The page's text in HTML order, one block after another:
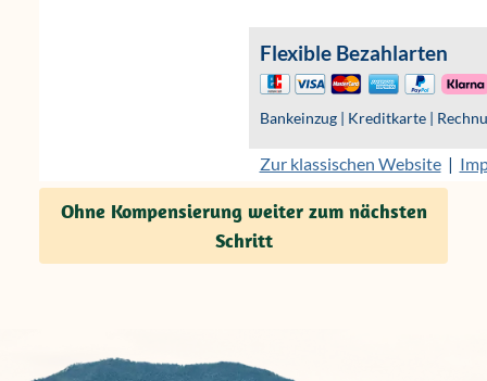
Ohne Kompensierung weiter zum nächsten
Schritt